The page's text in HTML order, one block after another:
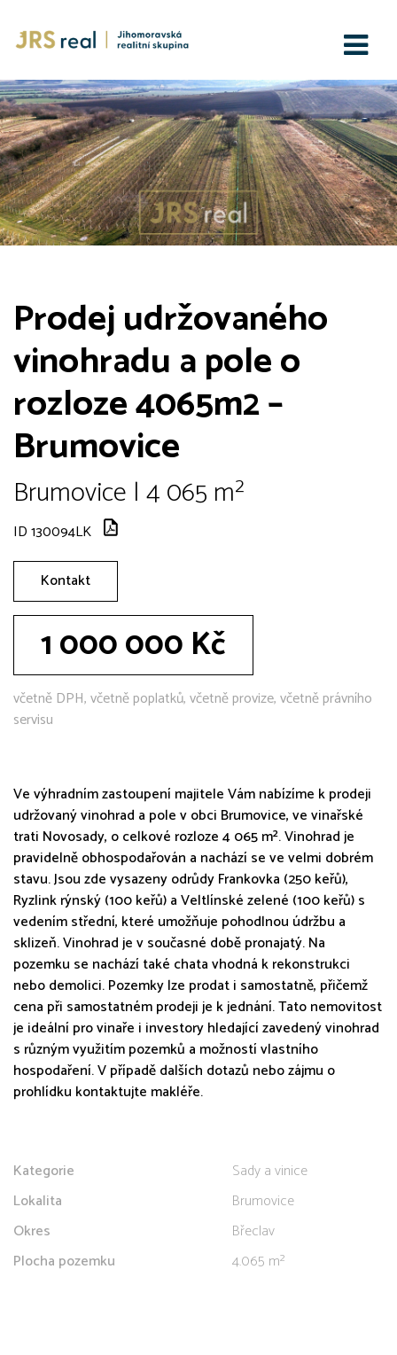
Prodej udržovaného
vinohradu a pole o
rozloze 4065m2 –
Brumovice
Brumovice | 4 065 m²
ID 130094LK
Kontakt
1 000 000 Kč
včetně DPH, včetně poplatků, včetně provize, včetně právního
servisu
Ve výhradním zastoupení majitele Vám nabízíme k prodeji
udržovaný vinohrad a pole v obci Brumovice, ve vinařské
trati Novosady, o celkové rozloze 4 065 m². Vinohrad je
pravidelně obhospodařován a nachází se ve velmi dobrém
stavu. Jsou zde vysazeny odrůdy Frankovka (250 keřů),
Ryzlink rýnský (100 keřů) a Veltlínské zelené (100 keřů) s
vedením střední, které umožňuje pohodlnou údržbu a
sklizeň. Vinohrad je v současné době pronajatý. Na
pozemku se nachází také chata vhodná k rekonstrukci
nebo demolici. Pozemky lze prodat i samostatně, přičemž
cena při samostatném prodeji je k jednání. Tato nemovitost
je ideální pro vinaře i investory hledající zavedený vinohrad
s různým využitím pozemků a možností vlastního
hospodaření. V případě dalších dotazů nebo zájmu o
prohlídku kontaktujte makléře.
Kategorie
Sady a vinice
Lokalita
Brumovice
Okres
Břeclav
Plocha pozemku
4.065 m²